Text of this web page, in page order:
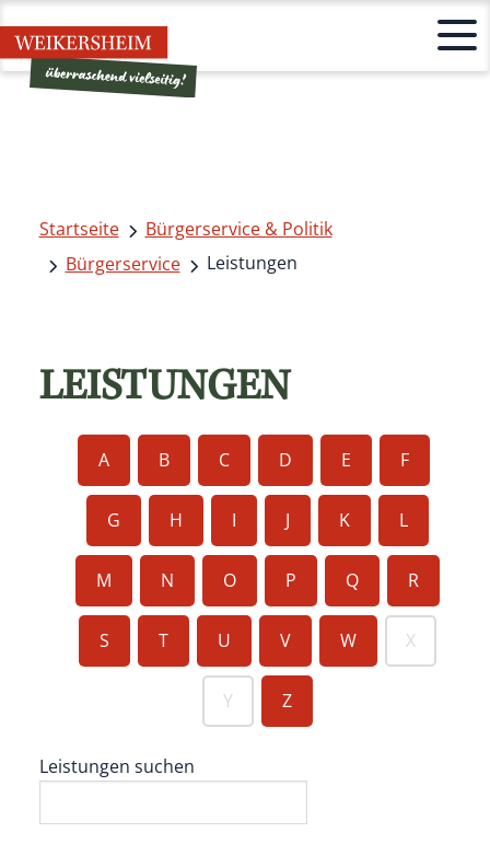
Startseite
Bürgerservice & Politik
Bürgerservice
Leistungen
LEISTUNGEN
A B C D E F
G H I J K L
M N O P Q R
S T U V W X
Y Z
Leistungen suchen